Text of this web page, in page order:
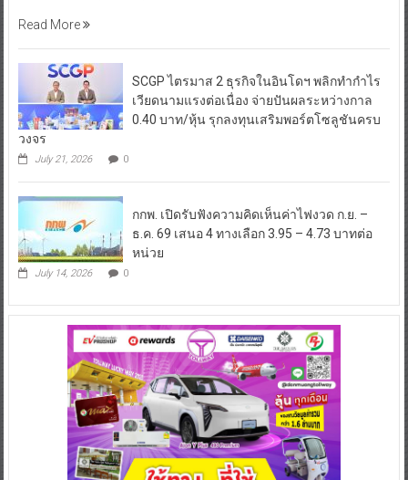
Read More
SCGP ไตรมาส 2 ธุรกิจในอินโดฯ พลิกทำกำไร
เวียดนามแรงต่อเนื่อง จ่ายปันผลระหว่างกาล
0.40 บาท/หุ้น รุกลงทุนเสริมพอร์ตโซลูชันครบ
วงจร
July 21, 2026 0
กกพ. เปิดรับฟังความคิดเห็นค่าไฟงวด ก.ย. –
ธ.ค. 69 เสนอ 4 ทางเลือก 3.95 – 4.73 บาทต่อ
หน่วย
July 14, 2026 0